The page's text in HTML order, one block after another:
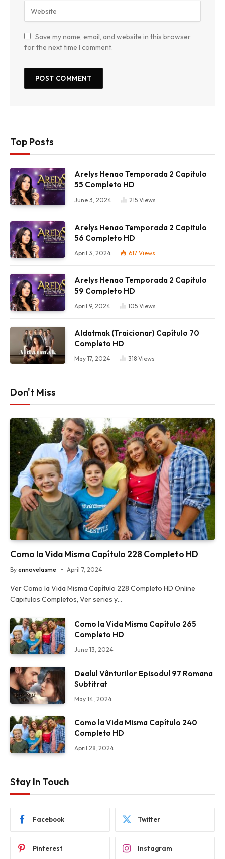
Save my name, email, and website in this browser
for the next time I comment.
Top Posts
Arelys Henao Temporada 2 Capitulo
55 Completo HD
June 3, 2024 215 Views
Arelys Henao Temporada 2 Capitulo
56 Completo HD
April 3, 2024 617 Views
Arelys Henao Temporada 2 Capitulo
59 Completo HD
April 9, 2024 105 Views
Aldatmak (Traicionar) Capítulo 70
Completo HD
May 17, 2024 318 Views
Don't Miss
Como la Vida Misma Capítulo 228 Completo HD
By ennovelasme April 7, 2024
Ver Como la Vida Misma Capítulo 228 Completo HD Online
Capitulos Completos, Ver series y…
Como la Vida Misma Capítulo 265
Completo HD
June 13, 2024
Dealul Vânturilor Episodul 97 Romana
Subtitrat
May 14, 2024
Como la Vida Misma Capítulo 240
Completo HD
April 28, 2024
Stay In Touch
Facebook Twitter
Pinterest Instagram